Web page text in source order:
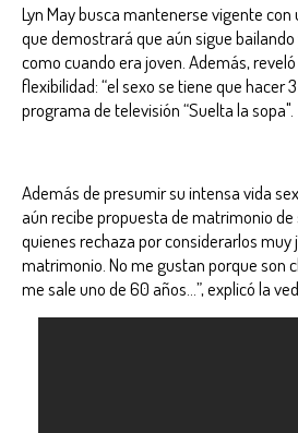
Lyn May busca mantenerse vigente
que demostrará que aún sigue
como cuando era joven. Además,
flexibilidad: “el sexo se tiene que hacer
programa de televisión “Suelta la sopa".
Además de presumir su intensa vida
aún recibe propuesta de matrimonio
quienes rechaza por considerarlos muy
matrimonio. No me gustan porque son
me sale uno de 60 años…”, explicó la